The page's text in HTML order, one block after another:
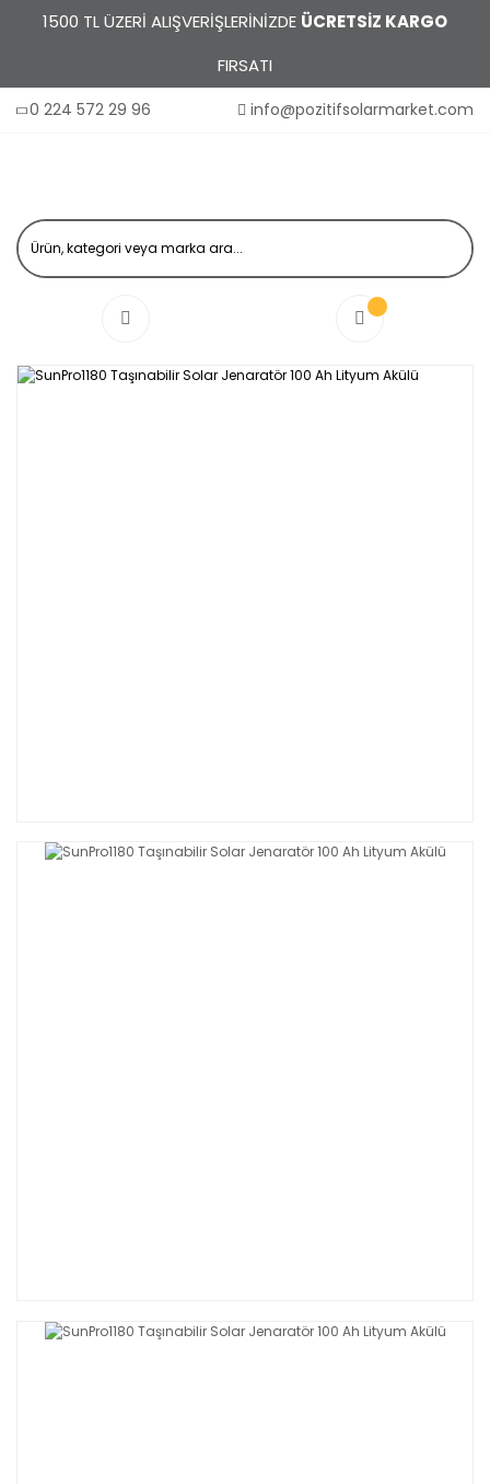
1500 TL ÜZERİ ALIŞVERİŞLERİNİZDE ÜCRETSİZ KARGO
FIRSATI
0 224 572 29 96 info@pozitifsolarmarket.com